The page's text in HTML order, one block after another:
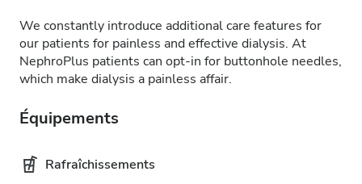
We constantly introduce additional care features for
our patients for painless and effective dialysis. At
NephroPlus patients can opt-in for buttonhole needles,
which make dialysis a painless affair.
Équipements
Rafraîchissements